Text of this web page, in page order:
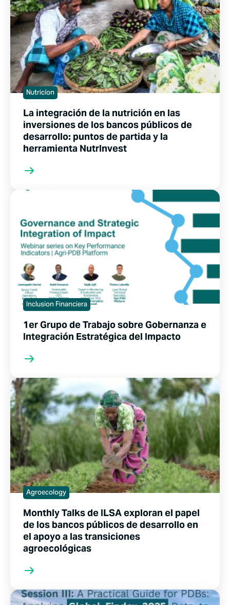
Nutricíon
La integración de la nutrición en las
inversiones de los bancos públicos de
desarrollo: puntos de partida y la
herramienta NutrInvest
Inclusion Financiera
1er Grupo de Trabajo sobre Gobernanza e
Integración Estratégica del Impacto
Agroecology
Monthly Talks de ILSA exploran el papel
de los bancos públicos de desarrollo en
el apoyo a las transiciones
agroecológicas